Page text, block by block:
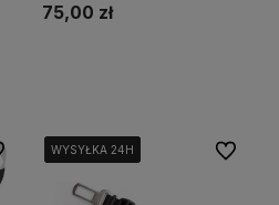
75,00 zł
ulubionychWYSYŁKA 24H
WYSYŁKA 24H
WYSYŁKA 24H
WYSYŁKA 24H Do